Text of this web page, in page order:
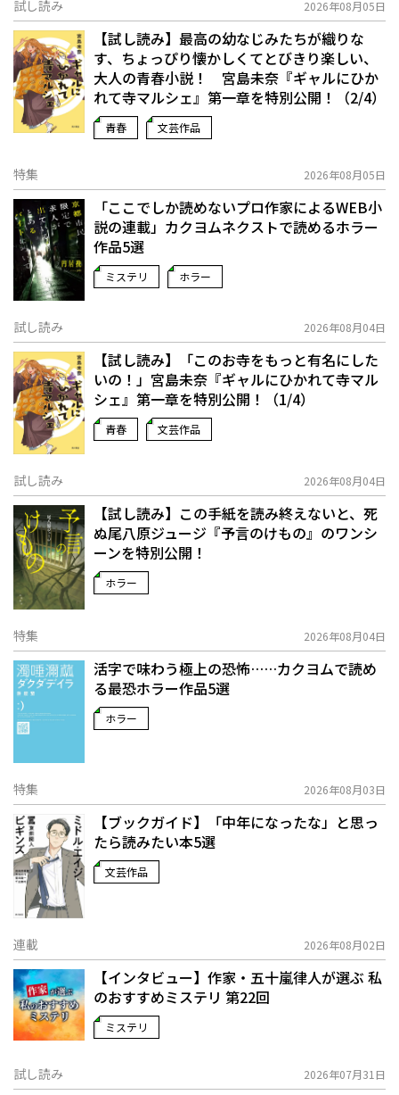
試し読み 2026年08月05日
【試し読み】最高の幼なじみたちが織りな
す、ちょっぴり懐かしくてとびきり楽しい、
大人の青春小説！ 宮島未奈『ギャルにひか
れて寺マルシェ』第一章を特別公開！（2/4）
青春 文芸作品
特集 2026年08月05日
「ここでしか読めないプロ作家によるWEB小
説の連載」――カクヨムネクストで読めるホラー
作品5選
ミステリ ホラー
試し読み 2026年08月04日
【試し読み】「このお寺をもっと有名にした
いの！」宮島未奈『ギャルにひかれて寺マル
シェ』第一章を特別公開！（1/4）
青春 文芸作品
試し読み 2026年08月04日
【試し読み】この手紙を読み終えないと、死
ぬ――尾八原ジュージ『予言のけもの』のワンシ
ーンを特別公開！
ホラー
特集 2026年08月04日
活字で味わう極上の恐怖……カクヨムで読め
る最恐ホラー作品5選
ホラー
特集 2026年08月03日
【ブックガイド】「中年になったな」と思っ
たら読みたい本5選
文芸作品
連載 2026年08月02日
【インタビュー】作家・五十嵐律人が選ぶ 私
のおすすめミステリ 第22回
ミステリ
試し読み 2026年07月31日